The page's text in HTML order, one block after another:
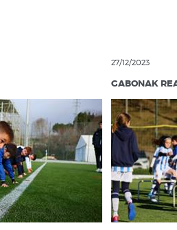
27/12/2023
GABONAK